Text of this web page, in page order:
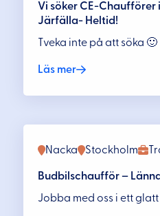
Vi söker CE-Chaufförer
Järfälla- Heltid!
Tveka inte på att söka 🙂
Läs mer
Nacka Stockholm
Budbilschaufför –
Jobba med oss i ett